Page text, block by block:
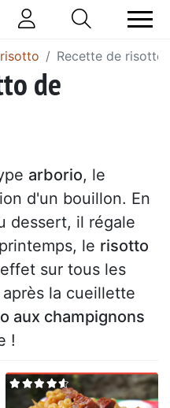
Recette de risotto
de
arborio, le
d'un bouillon. En
dessert, il régale
le risotto
sur tous les
la cueillette
aux champignons
!